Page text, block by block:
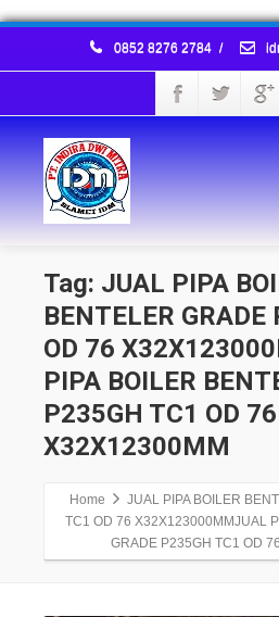
0852 8276 2784 /
Tag: JUAL PIPA
BENTELER GRADE
OD 76
PIPA BOILER
P235GH TC1 OD 76
X32X12300MM
Home
JUAL PIPA BOILER
TC1 OD 76 X32X123000MMJUAL
GRADE P235GH TC1 OD